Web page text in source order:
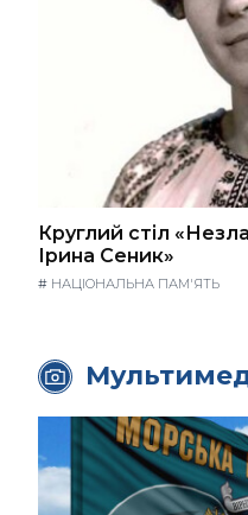
Круглий стіл
Ірина Сеник»
# НАЦІОНАЛЬНА ПАМ'ЯТЬ